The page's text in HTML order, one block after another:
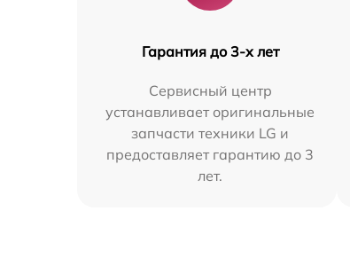
Гарантия до 3-х лет
Сервисный центр
устанавливает оригинальные
запчасти техники LG и
предоставляет гарантию до 3
лет.